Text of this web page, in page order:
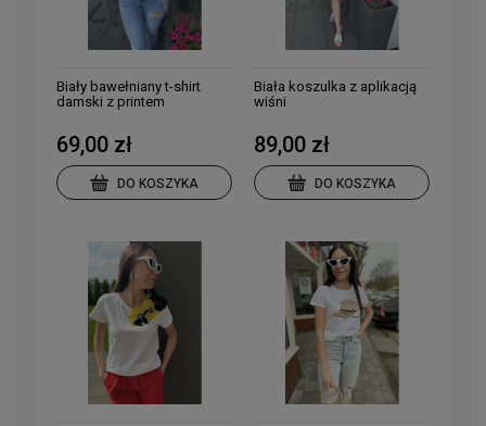
Biały bawełniany t-shirt
damski z printem
69,00 zł
DO KOSZYKA
Biała koszulka z aplikacją
wiśni
89,00 zł
DO KOSZYKA